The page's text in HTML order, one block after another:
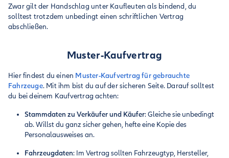
Zwar gilt der Handschlag unter Kaufleuten als bindend, du
solltest trotzdem unbedingt einen schriftlichen Vertrag
abschließen.
Muster-Kaufvertrag
Hier findest du einen Muster-Kaufvertrag für gebrauchte
Fahrzeuge. Mit ihm bist du auf der sicheren Seite. Darauf solltest
du bei deinem Kaufvertrag achten:
Stammdaten zu Verkäufer und Käufer: Gleiche sie unbedingt
ab. Willst du ganz sicher gehen, hefte eine Kopie des
Personalausweises an.
Fahrzeugdaten: Im Vertrag sollten Fahrzeugtyp, Hersteller,